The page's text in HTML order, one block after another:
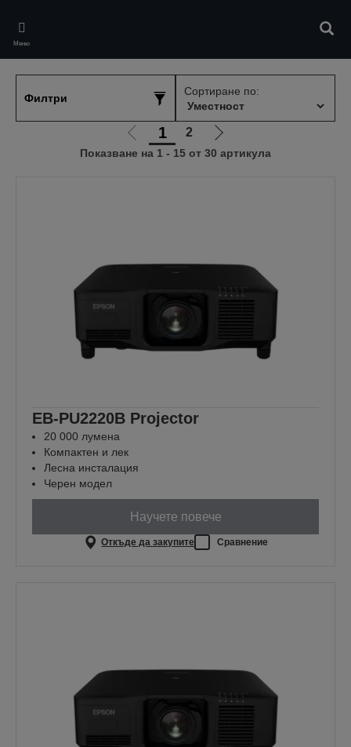
main
content
Меню
Филтри
Сортиране по:
Отиди
на
1 2
Отиди
на
Показване на 1 - 15 от 30 артикула
EB-PU2220B Projector
20 000 лумена
Компактен и лек
Лесна инсталация
Черен модел
Научете повече
Откъде да закупите Сравнение